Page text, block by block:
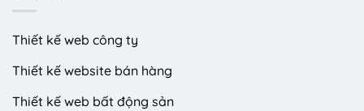
Thiết kế web công ty
Thiết kế website bán hàng
Thiết kế web bất động sản